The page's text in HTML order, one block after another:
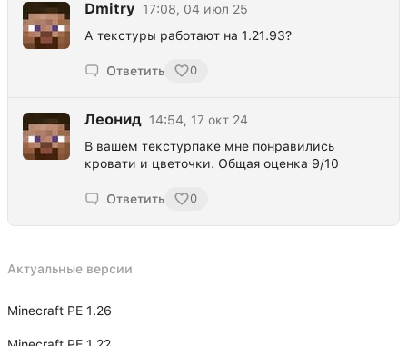
Dmitry
17:08, 04 июл 25
А текстуры работают на 1.21.93?
Ответить 0
Леонид 14:54, 17 окт 24
В вашем текстурпаке мне понравились
кровати и цветочки. Общая оценка 9/10
Ответить 0
Актуальные версии
Minecraft PE 1.26